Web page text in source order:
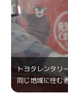
トヨタレンタリ
同じ地域に住む